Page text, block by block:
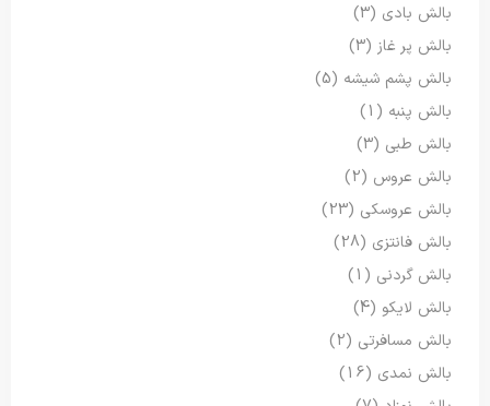
بالش بادی (3)
بالش پر غاز (3)
بالش پشم شیشه (5)
بالش پنبه (1)
بالش طبی (3)
بالش عروس (2)
بالش عروسکی (23)
بالش فانتزی (28)
بالش گردنی (1)
بالش لایکو (4)
بالش مسافرتی (2)
بالش نمدی (16)